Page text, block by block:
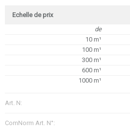
Echelle de prix
de
10 m¹
100 m¹
300 m¹
600 m¹
1000 m¹
Art. N:
ComNorm Art. N°: